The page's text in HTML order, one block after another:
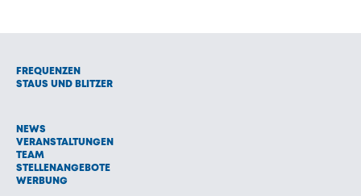
FREQUENZEN
STAUS UND BLITZER
NEWS
VERANSTALTUNGEN
TEAM
STELLENANGEBOTE
WERBUNG